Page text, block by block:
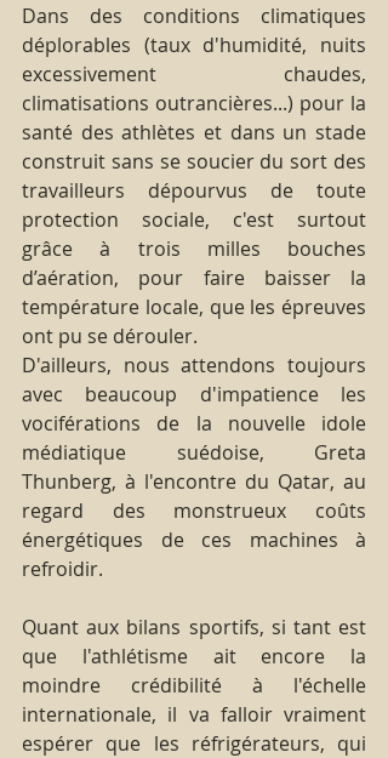
Dans des conditions climatiques
déplorables (taux d'humidité, nuits
excessivement chaudes,
climatisations outrancières...) pour la
santé des athlètes et dans un stade
construit sans se soucier du sort des
travailleurs dépourvus de toute
protection sociale, c'est surtout
grâce à trois milles bouches
d’aération, pour faire baisser la
température locale, que les épreuves
ont pu se dérouler.
D'ailleurs, nous attendons toujours
avec beaucoup d'impatience les
vociférations de la nouvelle idole
médiatique suédoise, Greta
Thunberg, à l'encontre du Qatar, au
regard des monstrueux coûts
énergétiques de ces machines à
refroidir.
Quant aux bilans sportifs, si tant est
que l'athlétisme ait encore la
moindre crédibilité à l'échelle
internationale, il va falloir vraiment
espérer que les réfrigérateurs, qui